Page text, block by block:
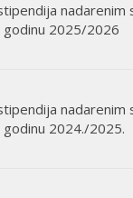
nadarenim
godinu 2025/2026
nadarenim
godinu 2024./2025.